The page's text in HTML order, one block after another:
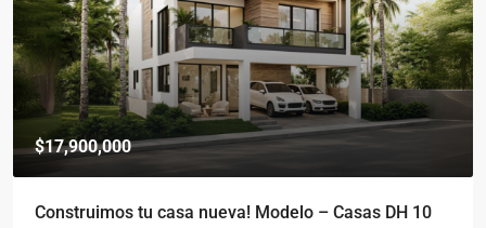
$17,900,000
Construimos tu casa nueva! Modelo – Casas DH 10